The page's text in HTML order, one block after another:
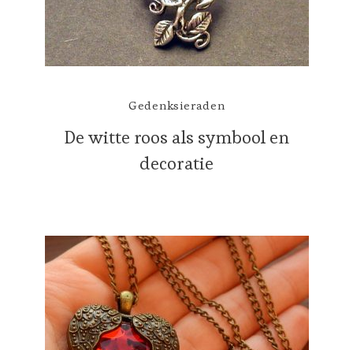
Gedenksieraden
De witte roos als symbool en
decoratie